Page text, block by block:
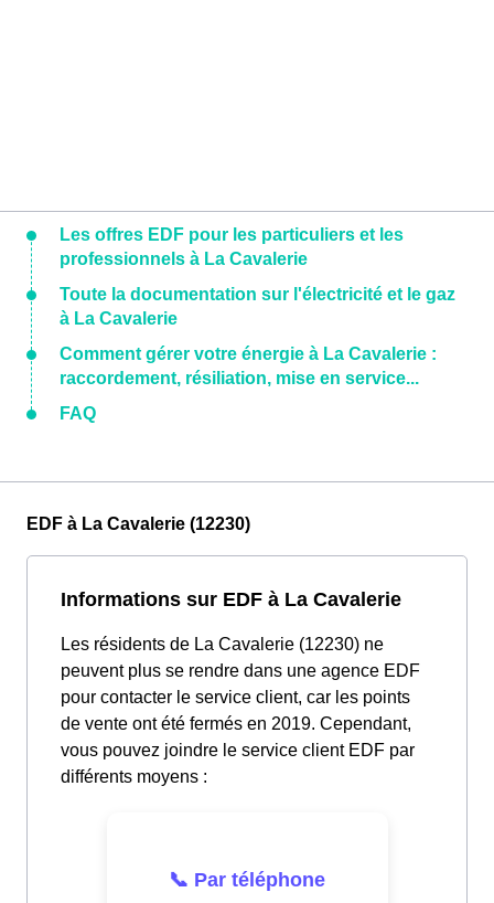
Les offres EDF pour les particuliers et les
professionnels à La Cavalerie
Toute la documentation sur l'électricité et le gaz
à La Cavalerie
Comment gérer votre énergie à La Cavalerie :
raccordement, résiliation, mise en service...
FAQ
EDF à La Cavalerie (12230)
Informations sur EDF à La Cavalerie
Les résidents de La Cavalerie (12230) ne
peuvent plus se rendre dans une agence EDF
pour contacter le service client, car les points
de vente ont été fermés en 2019. Cependant,
vous pouvez joindre le service client EDF par
différents moyens :
📞 Par téléphone